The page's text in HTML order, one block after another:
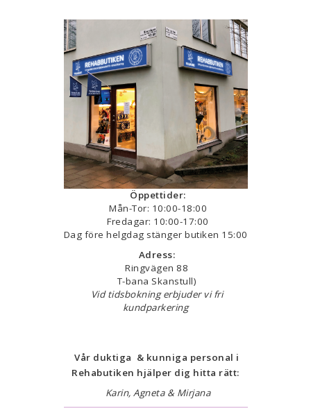
Öppettider:
Mån-Tor: 10:00-18:00
Fredagar: 10:00-17:00
Dag före helgdag stänger butiken 15:00
Adress:
Ringvägen 88
T-bana Skanstull)
Vid tidsbokning erbjuder vi fri
kundparkering
Vår duktiga & kunniga personal i
Rehabutiken hjälper dig hitta rätt:
Karin, Agneta & Mirjana